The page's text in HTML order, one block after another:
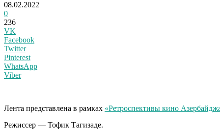
08.02.2022
0
236
VK
Facebook
Twitter
Pinterest
WhatsApp
Viber
Лента представлена в рамках «Ретроспективы кино
Режиссер — Тофик Тагизаде.